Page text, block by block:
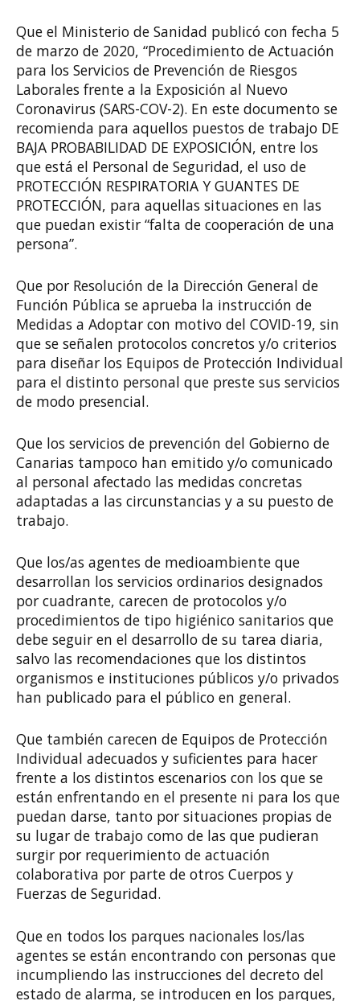
Que el Ministerio de Sanidad publicó con fecha 5
de marzo de 2020, “Procedimiento de Actuación
para los Servicios de Prevención de Riesgos
Laborales frente a la Exposición al Nuevo
Coronavirus (SARS-COV-2). En este documento se
recomienda para aquellos puestos de trabajo DE
BAJA PROBABILIDAD DE EXPOSICIÓN, entre los
que está el Personal de Seguridad, el uso de
PROTECCIÓN RESPIRATORIA Y GUANTES DE
PROTECCIÓN, para aquellas situaciones en las
que puedan existir “falta de cooperación de una
persona”.
Que por Resolución de la Dirección General de
Función Pública se aprueba la instrucción de
Medidas a Adoptar con motivo del COVID-19, sin
que se señalen protocolos concretos y/o criterios
para diseñar los Equipos de Protección Individual
para el distinto personal que preste sus servicios
de modo presencial.
Que los servicios de prevención del Gobierno de
Canarias tampoco han emitido y/o comunicado
al personal afectado las medidas concretas
adaptadas a las circunstancias y a su puesto de
trabajo.
Que los/as agentes de medioambiente que
desarrollan los servicios ordinarios designados
por cuadrante, carecen de protocolos y/o
procedimientos de tipo higiénico sanitarios que
debe seguir en el desarrollo de su tarea diaria,
salvo las recomendaciones que los distintos
organismos e instituciones públicos y/o privados
han publicado para el público en general.
Que también carecen de Equipos de Protección
Individual adecuados y suficientes para hacer
frente a los distintos escenarios con los que se
están enfrentando en el presente ni para los que
puedan darse, tanto por situaciones propias de
su lugar de trabajo como de las que pudieran
surgir por requerimiento de actuación
colaborativa por parte de otros Cuerpos y
Fuerzas de Seguridad.
Que en todos los parques nacionales los/las
agentes se están encontrando con personas que
incumpliendo las instrucciones del decreto del
estado de alarma, se introducen en los parques,